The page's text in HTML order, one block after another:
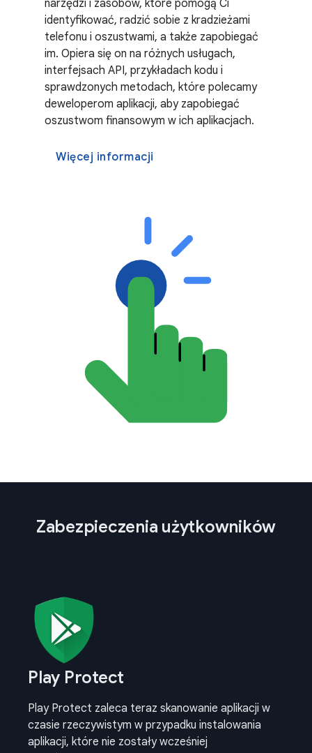
narzędzi i zasobów, które pomogą Ci
identyfikować, radzić sobie z kradzieżami
telefonu i oszustwami, a także zapobiegać
im. Opiera się on na różnych usługach,
interfejsach API, przykładach kodu i
sprawdzonych metodach, które polecamy
deweloperom aplikacji, aby zapobiegać
oszustwom finansowym w ich aplikacjach.
Więcej informacji
Zabezpieczenia użytkowników
Play Protect
Play Protect zaleca teraz skanowanie aplikacji w
czasie rzeczywistym w przypadku instalowania
aplikacji, które nie zostały wcześniej